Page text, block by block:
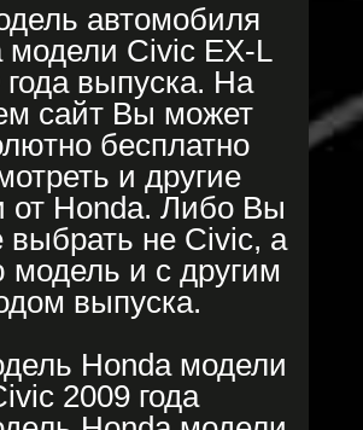
автомобиля
модели Civic EX-L
года выпуска. На
сайт Вы может
бесплатно
и другие
от Honda. Либо Вы
выбрать не Civic, а
модель и с другим
выпуска.